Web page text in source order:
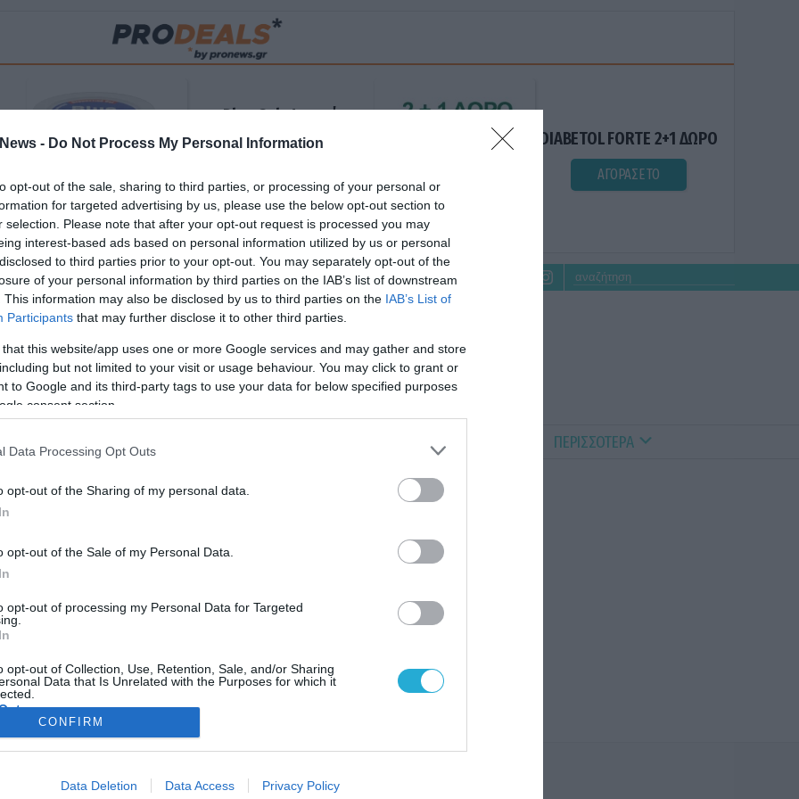
- Do Not Process My Personal Information
opt-out of the sale, sharing to third parties, or processing of your personal or
for targeted advertising by us, please use the below opt-out section to
selection. Please note that after your opt-out request is processed you may
interest-based ads based on personal information utilized by us or personal
to third parties prior to your opt-out. You may separately opt-out of the
of your personal information by third parties on the IAB’s list of downstream
This information may also be disclosed by us to third parties on the IAB’s List of
Participants that may further disclose it to other third parties.
that this website/app uses one or more Google services and may gather and store
but not limited to your visit or usage behaviour. You may click to grant or
to Google and its third-party tags to use your data for below specified purposes
consent section.
Data Processing Opt Outs
opt-out of the Sharing of my personal data.
opt-out of the Sale of my Personal Data.
opt-out of processing my Personal Data for Targeted
opt-out of Collection, Use, Retention, Sale, and/or Sharing
Data that Is Unrelated with the Purposes for which it
allow Google to enable storage related to advertising like cookies on
CONFIRM
Data Deletion Data Access Privacy Policy
Blue Gel: Φυσική
ανακούφιση & χαλάρωση
ΑΓΟΡΑΣΕ ΤΟ
DIABETOL FORTE 2+1 ΔΩΡΟ
ΑΓΟΡΑΣΕ ΤΟ
ΑΣΘΕΝΕΙΕΣ ΨΥΧΟΛΟΓΙΑ HEALTHY PETS ΠΕΡΙΣΣΟΤΕΡΑ
ΒΙΟΤΕΧΝΟΛΟΓΙΑ
«Έξυπνοι» φακοί επαφής θα μετρούν το σάκχαρο
στα δάκρυα των διαβητικών
Η Google έκανε γνωστό ότι αναπτύσσει πρωτοποριακούς
«έξυπνους» φακούς επαφής, που μετρούν το επίπεδο του σάκχαρου
μικροσκοπικό ασύρματο «τσιπ», μια αντένα και ένα εξίσου
μικροσκοπικό αισθητήρα μέτρησης της γλυκόζης, που είναι
ενσωματωμένος ανάμεσα στα δύο στρώματα του υλικού του φακού.
Όπως αναφέρει το ΑΜΠΕ, η αμερικανική εταιρία […]
17.01.2014 11:13
ΦΑΡΜΑΚΑ